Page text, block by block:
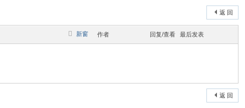
返 回
新窗 作者 回复/查看 最后发表
返 回